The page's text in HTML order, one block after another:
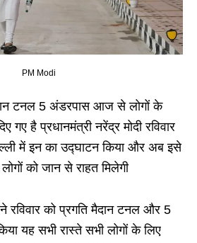
PM Modi
टनल 5 अंडरपास आज से लोगों के
गए है प्रधानमंत्री नरेंद्र मोदी रविवार
में इन का उद्घाटन किया और अब इसे
को जान से राहत मिलेगी
ने रविवार को प्रगति मैदान टनल और 5
यह सभी रास्ते सभी लोगों के लिए